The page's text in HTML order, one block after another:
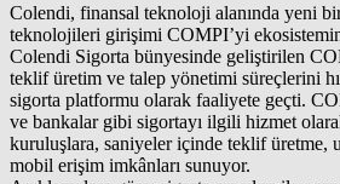
Colendi, finansal teknoloji alanında yeni
teknolojileri girişimi COMPI’yi
Colendi Sigorta bünyesinde geliştirilen
teklif üretim ve talep yönetimi süreçlerini
sigorta platformu olarak faaliyete geçti.
ve bankalar gibi sigortayı ilgili hizmet
kuruluşlara, saniyeler içinde teklif üretme,
mobil erişim imkânları sunuyor.